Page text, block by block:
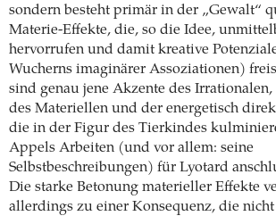
sondern besteht primär in der „Gewalt“
Materie-Effekte, die, so die Idee,
hervorrufen und damit kreative
Wucherns imaginärer Assoziationen)
sind genau jene Akzente des
des Materiellen und der energetisch
die in der Figur des Tierkindes
Appels Arbeiten (und vor allem: seine
Selbstbeschreibungen) für Lyotard
Die starke Betonung materieller Effekte
allerdings zu einer Konsequenz, die nicht